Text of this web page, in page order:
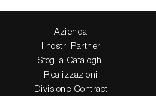
Azienda
I nostri Partner
Sfoglia Cataloghi
Realizzazioni
Divisione Contract